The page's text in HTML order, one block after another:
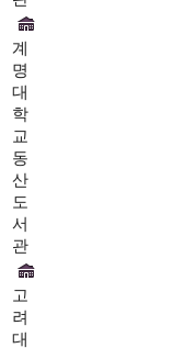
계
명
대
학
교
동
산
도
서
관
고
려
대